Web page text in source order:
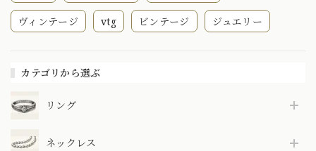
ヴィンテージ vtg ビンテージ ジュエリー
カテゴリから選ぶ
リング
ネックレス